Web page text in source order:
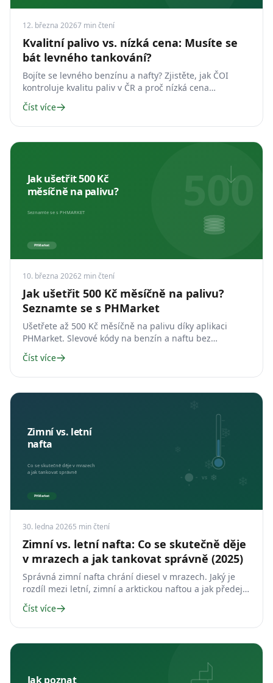
12. března 20267 min čtení
Kvalitní palivo vs. nízká cena: Musíte se
bát levného tankování?
Bojíte se levného benzínu a nafty? Zjistěte, jak ČOI
kontroluje kvalitu paliv v ČR a proč nízká cena
neznamená špatné palivo.
Číst více
10. března 20262 min čtení
Jak ušetřit 500 Kč měsíčně na palivu?
Seznamte se s PHMarket
Ušetřete až 500 Kč měsíčně na palivu díky aplikaci
PHMarket. Slevové kódy na benzín a naftu bez
registrace a plastových karet.
Číst více
30. ledna 20265 min čtení
Zimní vs. letní nafta: Co se skutečně děje
v mrazech a jak tankovat správně (2025)
Správná zimní nafta chrání diesel v mrazech. Jaký je
rozdíl mezi letní, zimní a arktickou naftou a jak předejít
problémům motoru?
Číst více